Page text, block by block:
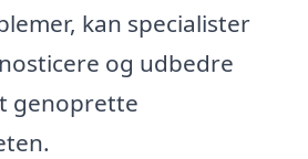
kan specialister
og udbedre
genoprette